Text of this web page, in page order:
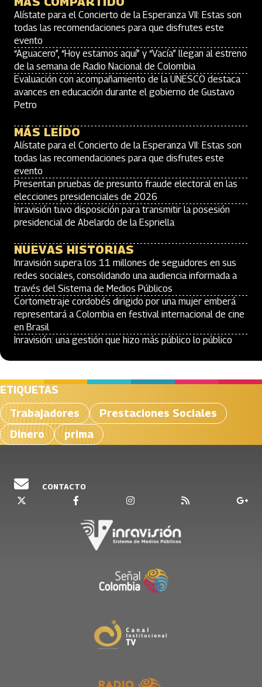
Alístate para el Concierto de la Esperanza VII: Estas son
todas las recomendaciones para que disfrutes este
evento
“Aguacero”, “Hoy estamos aquí” y “Vacía” llegan al estreno
de la semana de Radio Nacional de Colombia
Evaluación con acompañamiento de la UNESCO destaca
avances en educación durante el gobierno de Gustavo
Petro
MÁS LEÍDO
Alístate para el Concierto de la Esperanza VII: Estas son
todas las recomendaciones para que disfrutes este
evento
Presentan pruebas de presunto fraude electoral en las
elecciones presidenciales de 2026
Inravisión tuvo disposición para transmitir la posesión
presidencial de Abelardo de la Espriella
NUEVAS HISTORIAS
Inravisión supera los 11 millones de seguidores en sus
redes sociales, consolidando una audiencia informada a
través del Sistema de Medios Públicos
Cortometraje cordobés dirigido por una mujer emberá
representará a Colombia en festival internacional de cine
en Brasil
Inravisión: una gestión que hizo más público lo público
ETIQUETAS
Trabajadores
Prestaciones Sociales
Dinero
prima
CONTACTO